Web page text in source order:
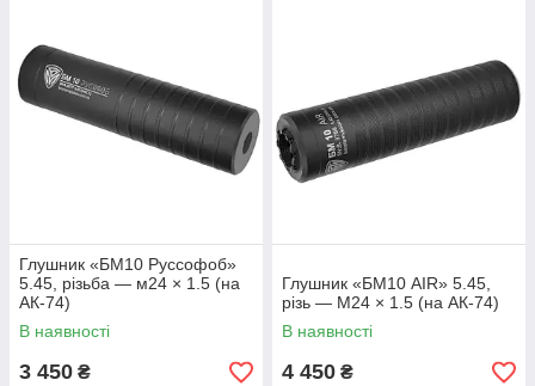
Глушник «БМ10 Руссофоб»
5.45, різьба — м24 × 1.5 (на
АК-74)
В наявності
3 450 ₴
Глушник «БМ10 AIR» 5.45,
різь — M24 × 1.5 (на АК-74)
В наявності
4 450 ₴